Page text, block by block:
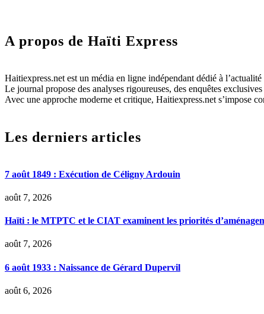
A propos de Haïti Express
Haitiexpress.net est un média en ligne indépendant dédié à
Le journal propose des analyses rigoureuses, des enquêtes
Avec une approche moderne et critique, Haitiexpress.net s’impose
Les derniers articles
7 août 1849 : Exécution de Céligny Ardouin
août 7, 2026
Haïti : le MTPTC et le CIAT examinent les priorités
août 7, 2026
6 août 1933 : Naissance de Gérard Dupervil
août 6, 2026